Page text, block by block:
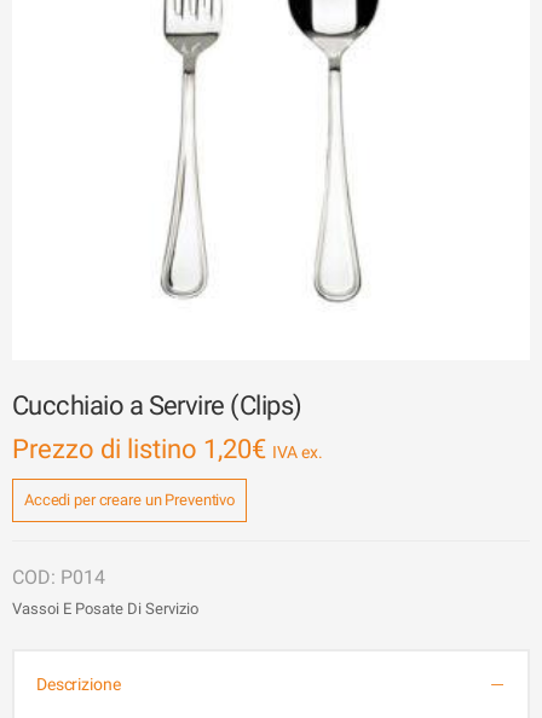
Cucchiaio a Servire (Clips)
Prezzo di listino 1,20€
Accedi per creare un Preventivo
P014
Vassoi E Posate Di Servizio
Descrizione